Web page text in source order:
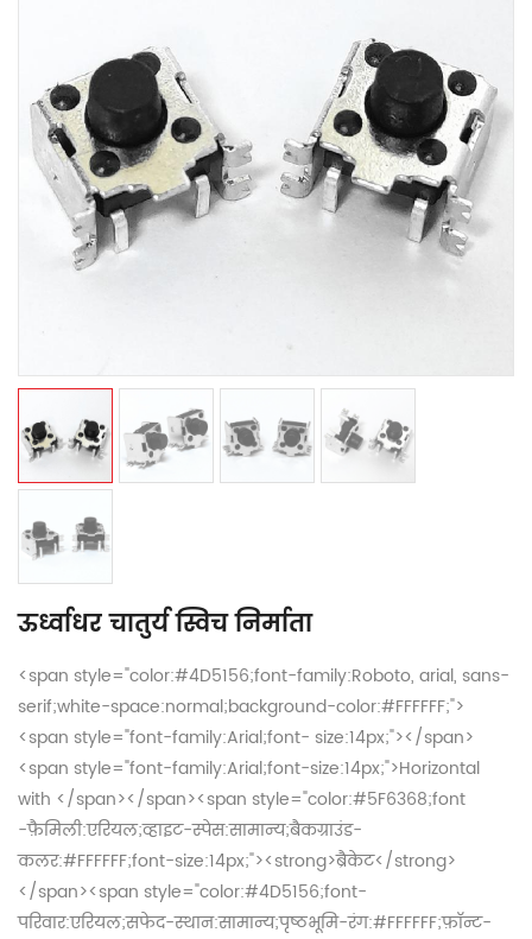
ऊर्ध्वाधर चातुर्य स्विच निर्माता
<span style="color:#4D5156;font-family:Roboto, arial, sans-
serif;white-space:normal;background-color:#FFFFFF;">
<span style="font-family:Arial;font- size:14px;"></span>
<span style="font-family:Arial;font-size:14px;">Horizontal
with </span></span><span style="color:#5F6368;font
-फ़ैमिली:एरियल;व्हाइट-स्पेस:सामान्य;बैकग्राउंड-
कलर:#FFFFFF;font-size:14px;"><strong>ब्रैकेट</strong>
</span><span style="color:#4D5156;font-
परिवार:एरियल;सफेद-स्थान:सामान्य;पृष्ठभूमि-रंग:#FFFFFF;फ़ॉन्ट-